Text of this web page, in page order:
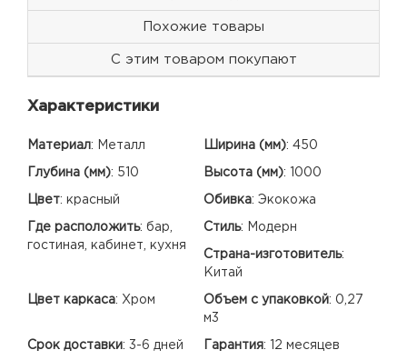
Похожие товары
С этим товаром покупают
Характеристики
Материал: Металл Ширина (мм): 450
Глубина (мм): 510 Высота (мм): 1000
Цвет: красный Обивка: Экокожа
Где расположить: бар,
гостиная, кабинет, кухня
Стиль: Модерн
Страна-изготовитель:
Китай
Цвет каркаса: Хром Объем с упаковкой: 0,27
м3
Срок доставки: 3-6 дней Гарантия: 12 месяцев